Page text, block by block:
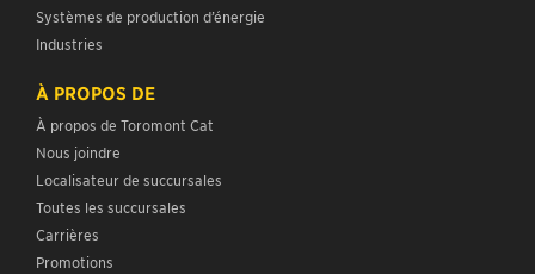
Systèmes de production d’énergie
Industries
À PROPOS DE
À propos de Toromont Cat
Nous joindre
Localisateur de succursales
Toutes les succursales
Carrières
Promotions